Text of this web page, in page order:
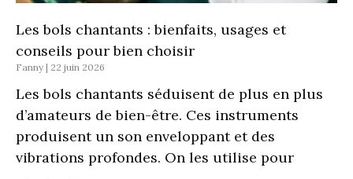
Les bols chantants : bienfaits, usages et
conseils pour bien choisir
Fanny 22 juin 2026
Les bols chantants séduisent de plus en plus
d’amateurs de bien-être. Ces instruments
produisent un son enveloppant et des
vibrations profondes. On les utilise pour